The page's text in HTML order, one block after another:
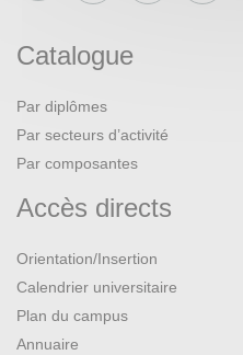
Catalogue
Par diplômes
Par secteurs d’activité
Par composantes
Accès directs
Orientation/Insertion
Calendrier universitaire
Plan du campus
Annuaire